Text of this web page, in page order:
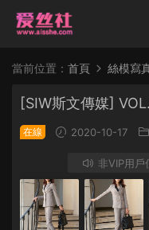
當前位置： 首頁 絲模寫
[SIW斯文傳媒]
在線 2020-10-17
非VIP用戶